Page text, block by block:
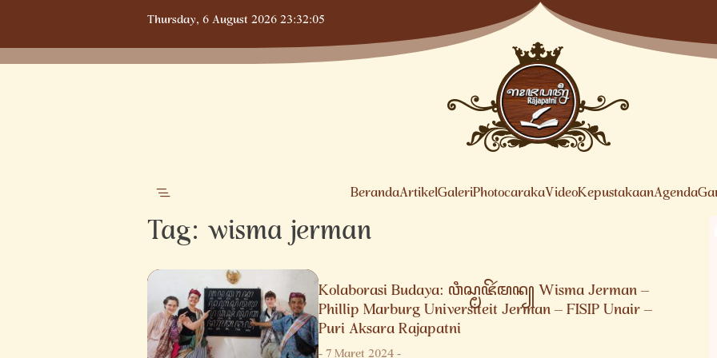
content
Thursday,6 August 202623:32:06
BerandaArtikelGaleriPhotocarakaVideoKepustakaanAgenda
Tag:wisma jerman
Kolaborasi Budaya: ꦮꦶꦱ꧀ꦩꦗꦼꦂꦩꦤ꧀ Wisma Jerman –
Phillip Marburg Universiteit Jerman – FISIP Unair –
Puri Aksara Rajapatni